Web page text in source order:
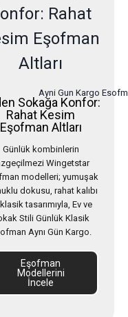
Rahat
Eşofman
Altları
Günlük kombinlerin
Wingetstar
modelleri; yumuşak
dokusu, rahat kalıbı
tasarımıyla, Ev ve
Stili Günlük Klasik
Aynı Gün Kargo.
Sokağa Konfor:
Rahat Kesim
Eşofman Altları
Eşofman
Modellerini
İncele